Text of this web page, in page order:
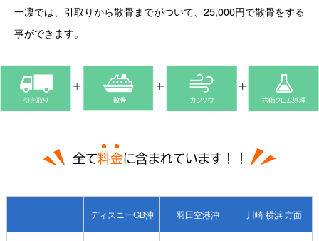
一凛では、引取りから散骨までがついて、25,000円で散骨をする
事ができます。
ディズニーGB沖 羽田空港沖 川崎 横浜 方面